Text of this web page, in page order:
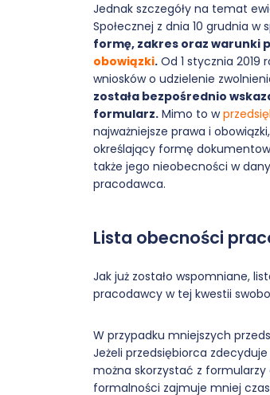
Jednak szczegóły na temat
Społecznej z dnia 10 grudnia
formę, zakres oraz warunki
obowiązki. Od 1 stycznia 2019
wniosków o udzielenie
została bezpośrednio
formularz. Mimo to w
najważniejsze prawa i
określający formę
także jego nieobecności w
pracodawca.
Lista obecności
Jak już zostało wspomniane,
pracodawcy w tej kwestii
W przypadku mniejszych
Jeżeli przedsiębiorca
można skorzystać z
formalności zajmuje mniej